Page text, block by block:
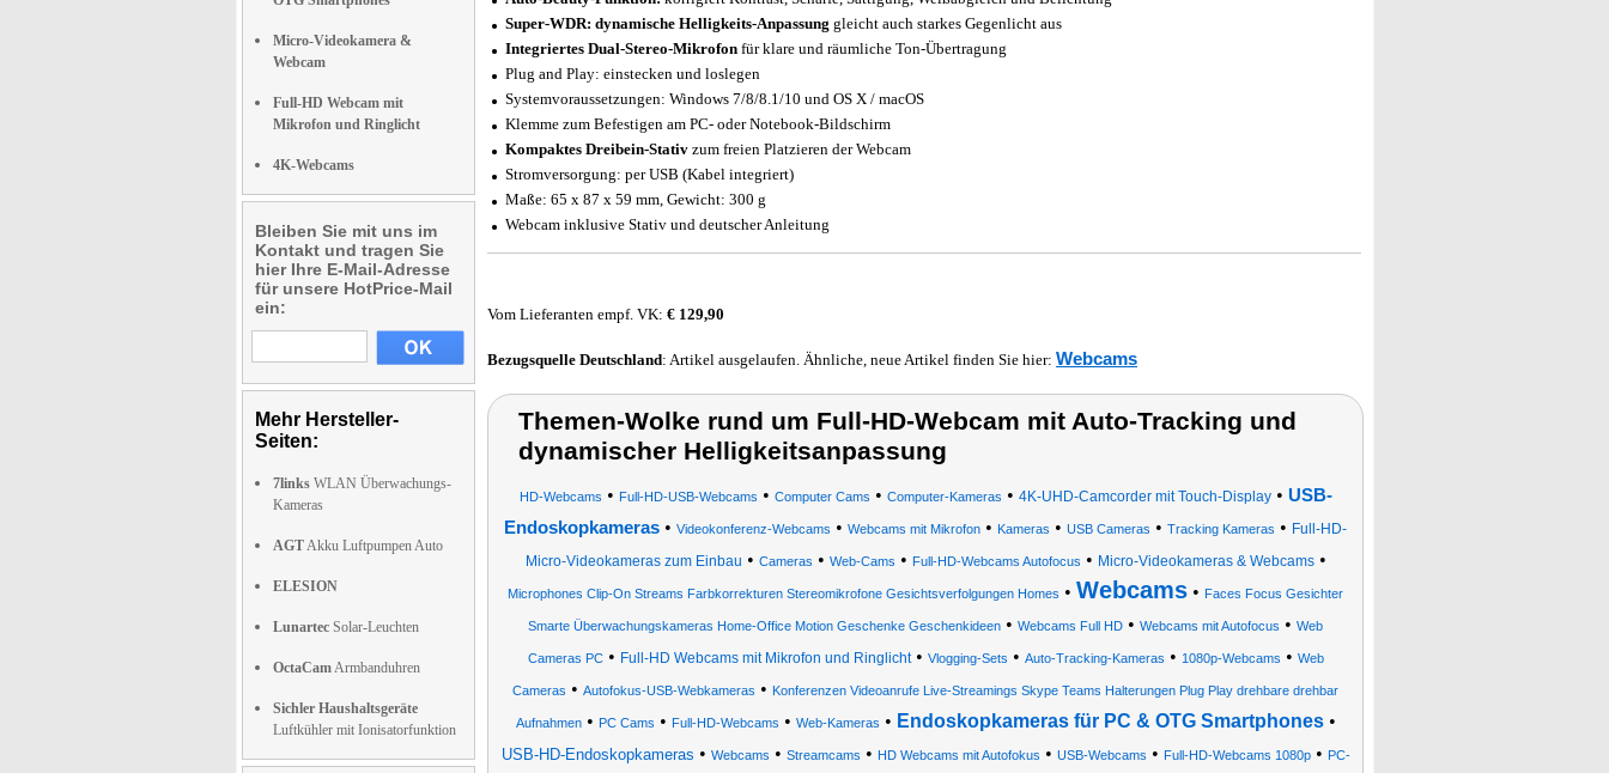
Micro-Videokamera &
Webcam
Full-HD Webcam mit
Mikrofon und Ringlicht
4K-Webcams
Bleiben Sie mit uns im
Kontakt und tragen Sie
hier Ihre E-Mail-Adresse
für unsere HotPrice-Mail
ein:
Mehr Hersteller-
Seiten:
7links WLAN Überwachungs-
Kameras
AGTAkku Luftpumpen Auto
ELESION
Lunartec Solar-Leuchten
OctaCamArmbanduhren
Sichler Haushaltsgeräte
Luftkühler mit Ionisatorfunktion
Super-WDR: dynamische Helligkeits-Anpassung gleicht auch starkes Gegenlicht aus
Integriertes Dual-Stereo-Mikrofon für klare und räumliche Ton-Übertragung
Plug and Play: einstecken und loslegen
Systemvoraussetzungen: Windows 7/8/8.1/10 und OS X / macOS
Klemme zum Befestigen am PC- oder Notebook-Bildschirm
Kompaktes Dreibein-Stativ zum freien Platzieren der Webcam
Stromversorgung: per USB (Kabel integriert)
Maße: 65 x 87 x 59 mm, Gewicht: 300 g
Webcam inklusive Stativ und deutscher Anleitung
Vom Lieferanten empf. VK: € 129,90
Bezugsquelle Deutschland: Artikel ausgelaufen. Ähnliche, neue Artikel finden Sie hier: Webcams
Themen-Wolke rund um Full-HD-Webcam mit Auto-Tracking und
dynamischer Helligkeitsanpassung
HD-Webcams • Full-HD-USB-Webcams • Computer Cams • Computer-Kameras • 4K-UHD-Camcorder mit Touch-Display• USB-
Endoskopkameras • Videokonferenz-Webcams • Webcams mit Mikrofon • Kameras • USB Cameras • Tracking Kameras • Full-HD-
Micro-Videokameras zum Einbau • Cameras • Web-Cams • Full-HD-Webcams Autofocus • Micro-Videokameras & Webcams•
Microphones Clip-On Streams Farbkorrekturen Stereomikrofone Gesichtsverfolgungen Homes • Webcams • Faces Focus Gesichter
Smarte Überwachungskameras Home-Office Motion Geschenke Geschenkideen • Webcams Full HD • Webcams mit Autofocus • Web
Cameras PC• Full-HD Webcams mit Mikrofon und Ringlicht• Vlogging-Sets • Auto-Tracking-Kameras • 1080p-Webcams • Web
Cameras • Autofokus-USB-Webkameras • Konferenzen Videoanrufe Live-Streamings Skype Teams Halterungen Plug Play drehbare drehbar
Aufnahmen• PC Cams • Full-HD-Webcams • Web-Kameras • Endoskopkameras für PC & OTG Smartphones•
USB-HD-Endoskopkameras • Webcams • Streamcams • HD Webcams mit Autofokus • USB-Webcams • Full-HD-Webcams 1080p• PC-